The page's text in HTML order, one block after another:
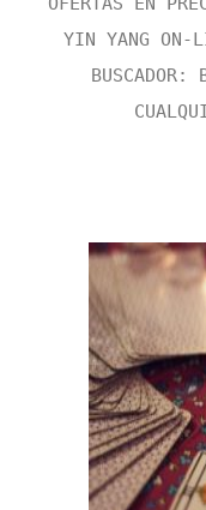
YIN YANG ON-
BUSCADOR: